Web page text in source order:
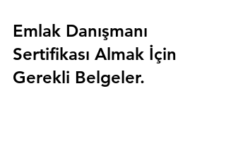
Emlak Danışmanı
Sertifikası Almak İçin
Gerekli Belgeler.